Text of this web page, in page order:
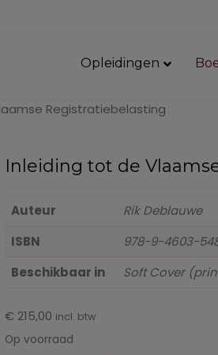
Opleidingen
Registratiebelasting
Inleiding tot de
Auteur
Rik Deblauwe
ISBN
978-9-4603-
Beschikbaar in
Soft Cover
€ 215,00 incl. btw
Op voorraad